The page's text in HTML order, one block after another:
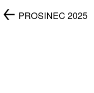
PROSINEC 2025